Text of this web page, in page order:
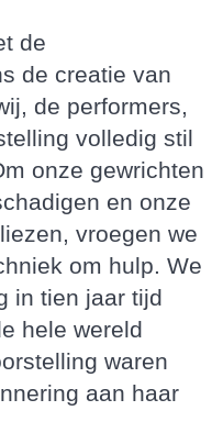
de
de creatie van
de performers,
volledig stil
onze gewrichten
en onze
vroegen we
om hulp. We
in tien jaar tijd
hele wereld
waren
aan haar